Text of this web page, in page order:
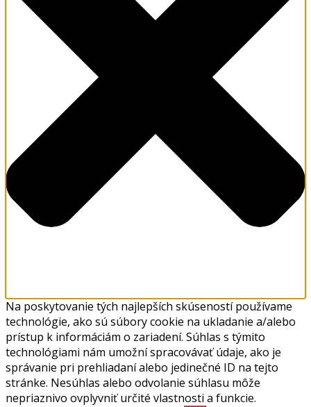
Na poskytovanie tých najlepších skúseností používame
technológie, ako sú súbory cookie na ukladanie a/alebo
prístup k informáciám o zariadení. Súhlas s týmito
technológiami nám umožní spracovávať údaje, ako je
správanie pri prehliadaní alebo jedinečné ID na tejto
stránke. Nesúhlas alebo odvolanie súhlasu môže
nepriaznivo ovplyvniť určité vlastnosti a funkcie.